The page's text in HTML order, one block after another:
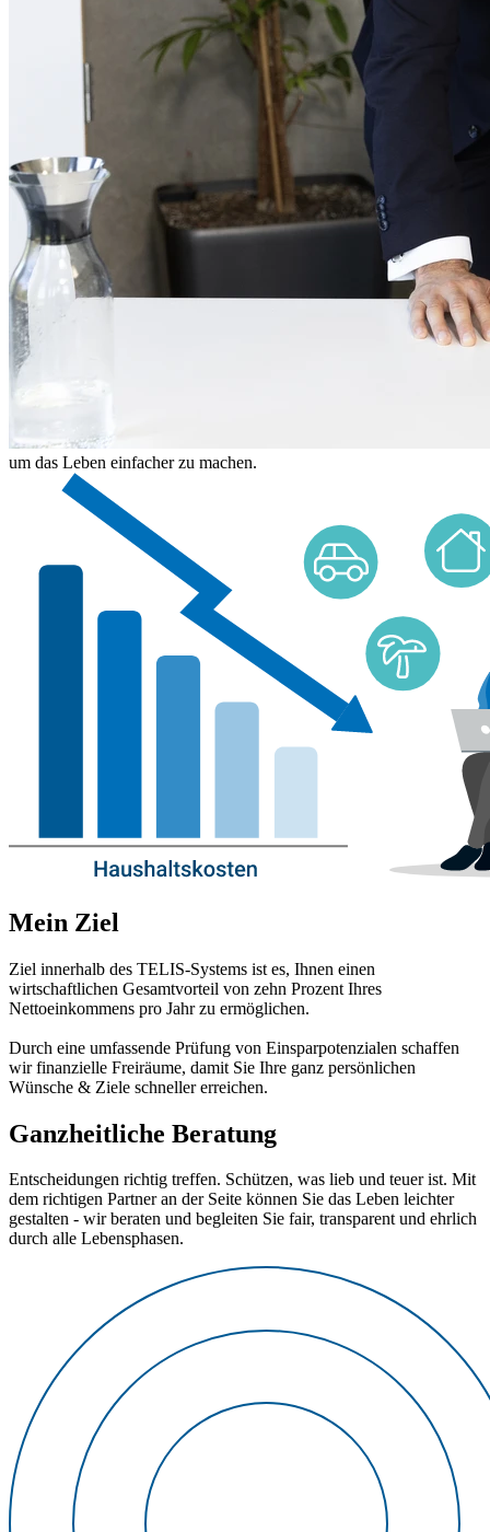
um das Leben einfacher zu machen.
Mein Ziel
Ziel innerhalb des TELIS-Systems ist es, Ihnen einen
wirtschaftlichen Gesamtvorteil von zehn Prozent Ihres
Nettoeinkommens pro Jahr zu ermöglichen.
Durch eine umfassende Prüfung von Einsparpotenzialen schaffen
wir finanzielle Freiräume, damit Sie Ihre ganz persönlichen
Wünsche & Ziele schneller erreichen.
Ganzheitliche Beratung
Entscheidungen richtig treffen. Schützen, was lieb und teuer ist. Mit
dem richtigen Partner an der Seite können Sie das Leben leichter
gestalten - wir beraten und begleiten Sie fair, transparent und ehrlich
durch alle Lebensphasen.